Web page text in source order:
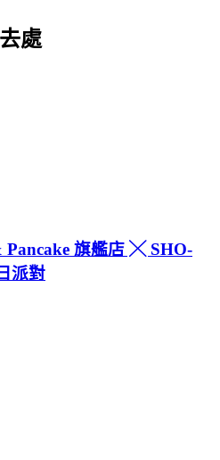
處
Pancake 旗艦店 ╳ SHO-
派對